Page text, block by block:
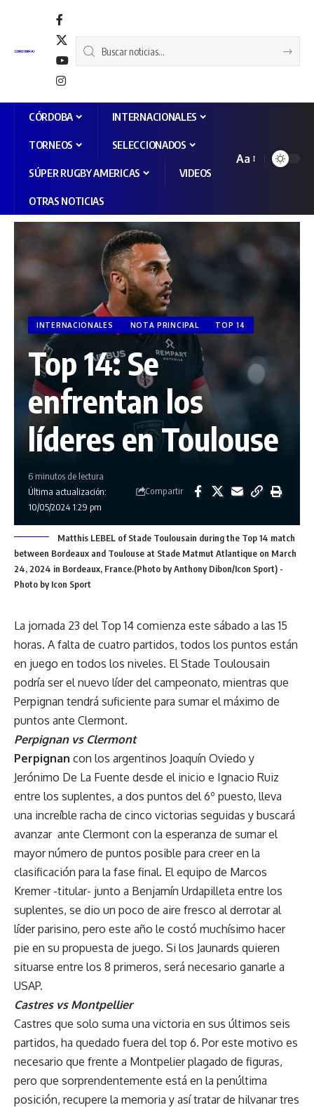
CÓRDOBA INTERNACIONALES
TORNEOS SELECCIONADOS
SÚPER RUGBY AMERICAS VIDEOS
OTRAS NOTICIAS
Aa
INTERNACIONALES NOTA PRINCIPAL TOP 14
Top 14: Se
enfrentan los
líderes en Toulouse
Última actualización:
10/05/2024 1:29 pm
6 minutos de lectura
Compartir
Matthis LEBEL of Stade Toulousain during the Top 14 match
between Bordeaux and Toulouse at Stade Matmut Atlantique on March
24, 2024 in Bordeaux, France.(Photo by Anthony Dibon/Icon Sport) -
Photo by Icon Sport
La jornada 23 del Top 14 comienza este sábado a las 15
horas. A falta de cuatro partidos, todos los puntos están
en juego en todos los niveles. El Stade Toulousain
podría ser el nuevo líder del campeonato, mientras que
Perpignan tendrá suficiente para sumar el máximo de
puntos ante Clermont.
Perpignan vs Clermont
Perpignan con los argentinos Joaquín Oviedo y
Jerónimo De La Fuente desde el inicio e Ignacio Ruiz
entre los suplentes, a dos puntos del 6º puesto, lleva
una increíble racha de cinco victorias seguidas y buscará
avanzar ante Clermont con la esperanza de sumar el
mayor número de puntos posible para creer en la
clasificación para la fase final. El equipo de Marcos
Kremer -titular- junto a Benjamín Urdapilleta entre los
suplentes, se dio un poco de aire fresco al derrotar al
líder parisino, pero este año le costó muchísimo hacer
pie en su propuesta de juego. Si los Jaunards quieren
situarse entre los 8 primeros, será necesario ganarle a
USAP.
Castres vs Montpellier
Castres que solo suma una victoria en sus últimos seis
partidos, ha quedado fuera del top 6. Por este motivo es
necesario que frente a Montpelier plagado de figuras,
pero que sorprendentemente está en la penúltima
posición, recupere la memoria y así tratar de hilvanar tres